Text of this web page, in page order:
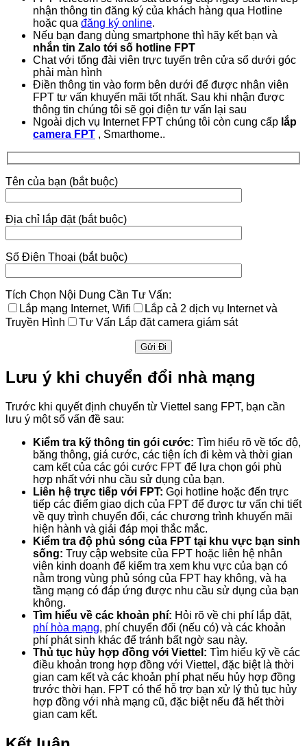
nhận thông tin đăng ký của khách hàng qua Hotline
hoặc qua đăng ký online.
Nếu bạn đang dùng smartphone thì hãy kết bạn và
nhắn tin Zalo tới số hotline FPT
Chat với tổng đài viên trực tuyến trên cửa sổ dưới góc
phải màn hình
Điền thông tin vào form bên dưới để được nhân viên
FPT tư vấn khuyến mãi tốt nhất. Sau khi nhận được
thông tin chúng tôi sẽ gọi điện tư vấn lại sau
Ngoài dịch vụ Internet FPT chúng tôi còn cung cấp lắp
camera FPT , Smarthome..
Tên của bạn (bắt buộc)
Địa chỉ lắp đặt (bắt buộc)
Số Điện Thoại (bắt buộc)
Tích Chọn Nội Dung Cần Tư Vấn:
Lắp mạng Internet, Wifi
Lắp cả 2 dịch vụ Internet và
Truyền Hình
Tư Vấn Lắp đặt camera giám sát
Lưu ý khi chuyển đổi nhà mạng
Trước khi quyết định chuyển từ Viettel sang FPT, bạn cần
lưu ý một số vấn đề sau:
Kiểm tra kỹ thông tin gói cước: Tìm hiểu rõ về tốc độ,
băng thông, giá cước, các tiện ích đi kèm và thời gian
cam kết của các gói cước FPT để lựa chọn gói phù
hợp nhất với nhu cầu sử dụng của bạn.
Liên hệ trực tiếp với FPT: Gọi hotline hoặc đến trực
tiếp các điểm giao dịch của FPT để được tư vấn chi tiết
về quy trình chuyển đổi, các chương trình khuyến mãi
hiện hành và giải đáp mọi thắc mắc.
Kiểm tra độ phủ sóng của FPT tại khu vực bạn sinh
sống: Truy cập website của FPT hoặc liên hệ nhân
viên kinh doanh để kiểm tra xem khu vực của bạn có
nằm trong vùng phủ sóng của FPT hay không, và hạ
tầng mạng có đáp ứng được nhu cầu sử dụng của bạn
không.
Tìm hiểu về các khoản phí: Hỏi rõ về chi phí lắp đặt,
phí hòa mạng, phí chuyển đổi (nếu có) và các khoản
phí phát sinh khác để tránh bất ngờ sau này.
Thủ tục hủy hợp đồng với Viettel: Tìm hiểu kỹ về các
điều khoản trong hợp đồng với Viettel, đặc biệt là thời
gian cam kết và các khoản phí phạt nếu hủy hợp đồng
trước thời hạn. FPT có thể hỗ trợ bạn xử lý thủ tục hủy
hợp đồng với nhà mạng cũ, đặc biệt nếu đã hết thời
gian cam kết.